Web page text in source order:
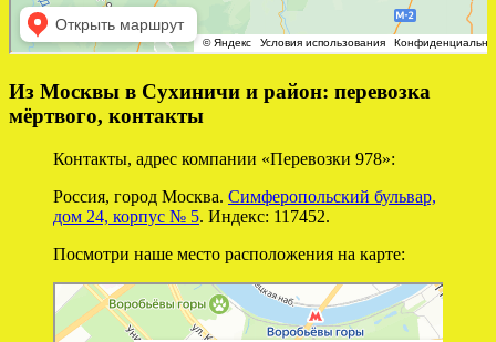
Из Москвы в Сухиничи и район: перевозка
мёртвого, контакты
Контакты, адрес компании «Перевозки 978»:
Россия, город Москва. Симферопольский бульвар,
дом 24, корпус № 5. Индекс: 117452.
Посмотри наше место расположения на карте:
Перевозки 978
Перевозка негабаритных грузов в Москве
Автомобильные грузоперевозки в Москве